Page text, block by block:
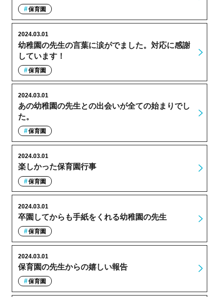
保育園
幼稚園の先生の言葉に涙がでました。対応に感謝
しています！
2024.03.01
保育園
あの幼稚園の先生との出会いが全ての始まりでし
た。
2024.03.01
保育園
楽しかった保育園行事
2024.03.01
保育園
卒園してからも手紙をくれる幼稚園の先生
2024.03.01
保育園
保育園の先生からの嬉しい報告
2024.03.01
保育園